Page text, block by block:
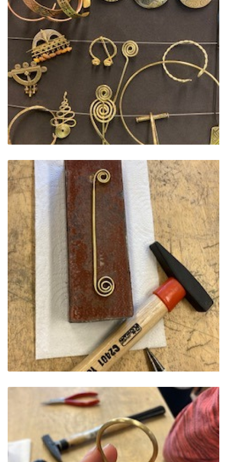
PROJEKTAS ,,KULTŪROS SKŪNĖ". Pavasario keramikos
PROJEKTAS ,,KULTŪROS SKŪNĖ". Keramikos dirbtuvėse-
PROJEKTAS ,,KULTŪROS SKŪNĖ". Apie projektą spaudoje
PROJEKTAS ,,KULTŪROS SKŪNĖ". Keramikos dirbtuvių
PROJEKTAS ,,KULTŪROS SKŪNĖ". Keramikos dirbtuvės
ES PROJEKTAS GENIUS LOCI. Išleistas bukletas ,,Vydūno
ES PROJEKTAS GENIUS LOCI. Vydūno šviesos festivalis.
ES PROJEKTAS GENIUS LOCI. Vydūno šviesos festivalis.
ES PROJEKTAS GENIUS LOCI. Įrengtas Vydūno suolelis
ES PROJEKTAS GENIUS LOCI. Kieme ,,dygsta"
ES PROJEKTAS GENIUS LOCI. Rengiamas Vydūno suolelis
ES PROJEKTAS GENIUS LOCI. Vydūno šviesos festivalio
ES PROJEKTAS GENIUS LOCI. Įrengtas Vydūno šviesos
ES PROJEKTAS GENIUS LOCI. Įrengtas kiemo apšvietimas
ES projektas GENIUS LOCI. Audio gidas muziejuje
ES projektas GENIUS LOCI. Atnaujinta interneto svetainė
ES PROJEKTAS GENIUS LOCI. Rengiamas kiemo
ES projektas GENIUS LOCI. Rengiamos kiemo edukacinės